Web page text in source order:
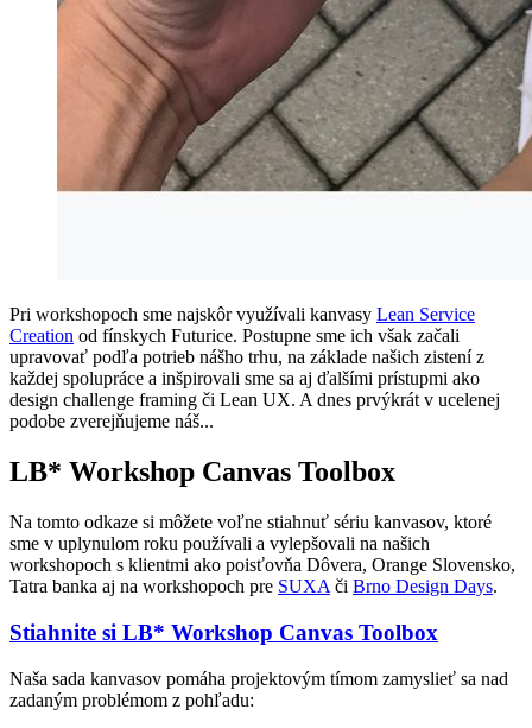
Pri workshopoch sme najskôr využívali kanvasy Lean Service
Creation od fínskych Futurice. Postupne sme ich však začali
upravovať podľa potrieb nášho trhu, na základe našich zistení z
každej spolupráce a inšpirovali sme sa aj ďalšími prístupmi ako
design challenge framing či Lean UX. A dnes prvýkrát v ucelenej
podobe zverejňujeme náš...
LB* Workshop Canvas Toolbox
Na tomto odkaze si môžete voľne stiahnuť sériu kanvasov, ktoré
sme v uplynulom roku používali a vylepšovali na našich
workshopoch s klientmi ako poisťovňa Dôvera, Orange Slovensko,
Tatra banka aj na workshopoch pre SUXA či Brno Design Days.
Stiahnite si LB* Workshop Canvas Toolbox
Naša sada kanvasov pomáha projektovým tímom zamyslieť sa nad
zadaným problémom z pohľadu: